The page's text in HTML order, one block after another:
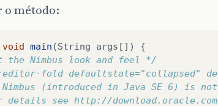
o método:
void main (String args [] )
{
the Nimbus look and feel */
fold defaultstate="collapsed"
(introduced in Java SE 6) is
details see http://